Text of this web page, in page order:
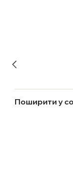
Поширити у